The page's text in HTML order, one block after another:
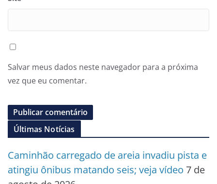
Salvar meus dados neste navegador para a próxima
vez que eu comentar.
Últimas Notícias
Caminhão carregado de areia invadiu pista e
atingiu ônibus matando seis; veja vídeo 7 de